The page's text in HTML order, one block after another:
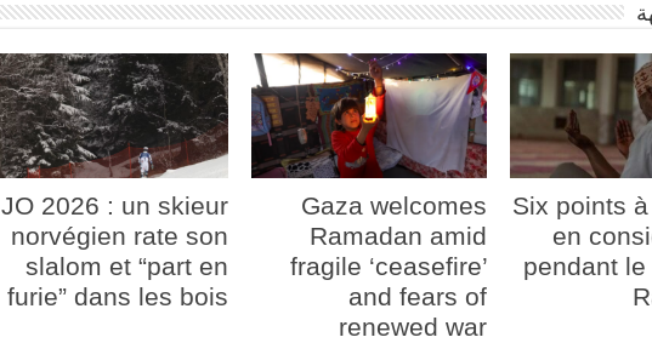
Six points
en
pendant
Gaza welcomes
Ramadan amid
fragile ‘ceasefire’
and fears of
renewed war
JO 2026 : un skieur
norvégien rate son
slalom et “part en
furie” dans les bois